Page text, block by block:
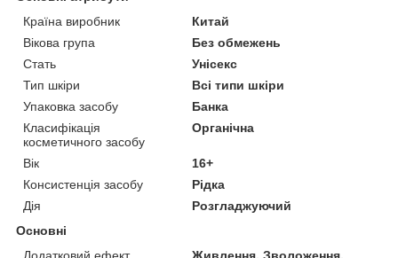
Країна виробник
Китай
Вікова група
Без обмежень
Стать
Унісекс
Тип шкіри
Всі типи шкіри
Упаковка засобу
Банка
Класифікація
косметичного засобу
Органічна
Вік
16+
Консистенція засобу
Рідка
Дія
Розгладжуючий
Основні